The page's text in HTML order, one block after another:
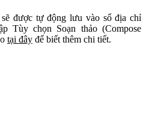
được tự động lưu vào sổ địa chỉ
Tùy chọn Soạn thảo (Compose
tại đây để biết thêm chi tiết.